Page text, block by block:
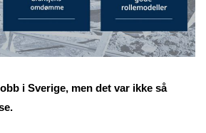
i Sverige, men det var ikke så